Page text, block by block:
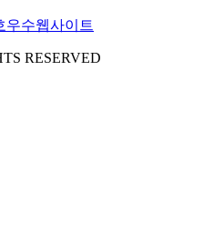
RESERVED